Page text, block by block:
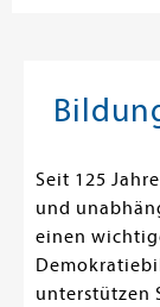
Seit 125
und
einen
unterstützen